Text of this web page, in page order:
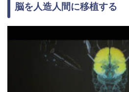
脳を人造人間に移植する